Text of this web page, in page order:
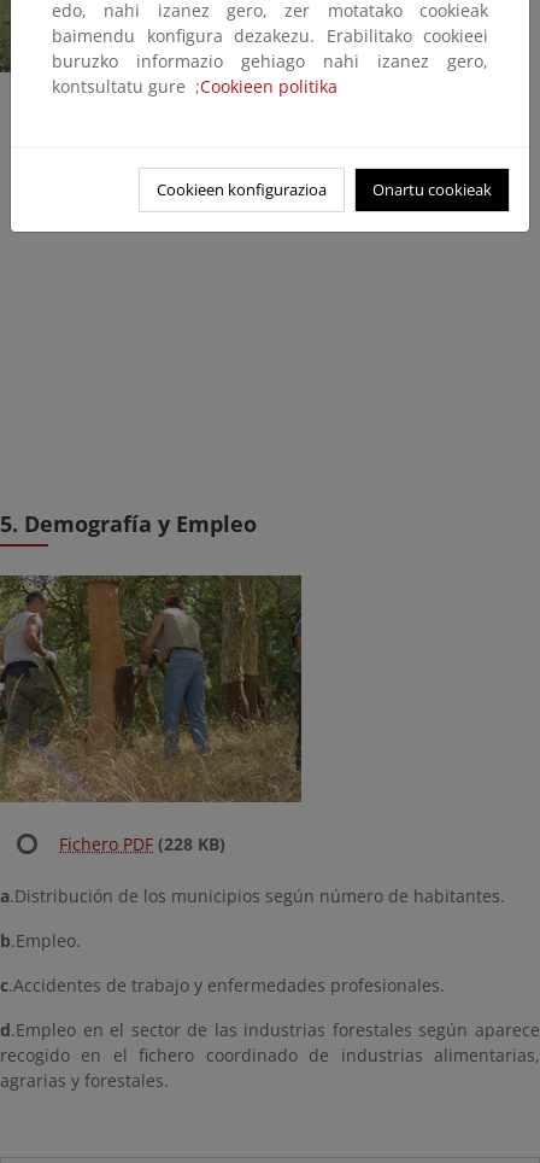
5. Demografía y Empleo
Fichero PDF (228 KB)
a.Distribución de los municipios según número de habitantes.
b.Empleo.
c.Accidentes de trabajo y enfermedades profesionales.
d.Empleo en el sector de las industrias forestales según aparece
recogido en el fichero coordinado de industrias alimentarias,
agrarias y forestales.
edo, nahi izanez gero, zer motatako cookieak
baimendu konfigura dezakezu. Erabilitako cookieei
buruzko informazio gehiago nahi izanez gero,
kontsultatu gure ;Cookieen politika
Cookieen konfigurazioa Onartu cookieak